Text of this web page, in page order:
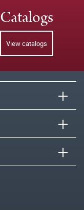
Catalogs
View catalogs